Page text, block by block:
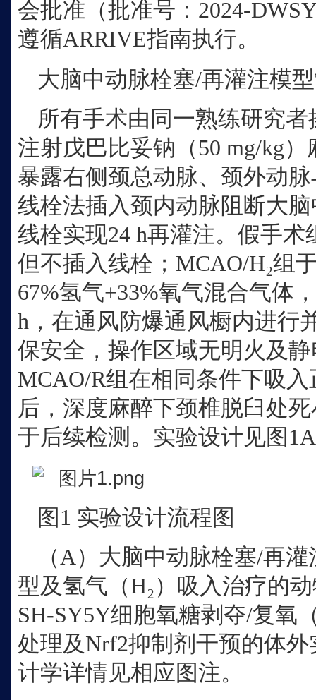
会批准（批准号： 2024-
遵循ARRIVE指南执行。
大脑中动脉栓塞/再灌注模
所有手术由同一熟练研究
注射戊巴比妥钠（50 mg/kg
暴露右侧颈总动脉、颈外动
线栓法插入颈内动脉阻断大
线栓实现24 h再灌注。假手
但不插入线栓；MCAO/H₂组
67%氢气+33%氧气混合气体
h，在通风防爆通风橱内进行
保安全，操作区域无明火及
MCAO/R组在相同条件下吸
后，深度麻醉下颈椎脱臼处
于后续检测。实验设计见图
图 1 实验设计流程图
（A）大脑中动脉栓塞/再
型及氢气（H₂）吸入治疗的
SH-SY5Y细胞氧糖剥夺/复氧
处理及Nrf2抑制剂干预的体
计学详情见相应图注。